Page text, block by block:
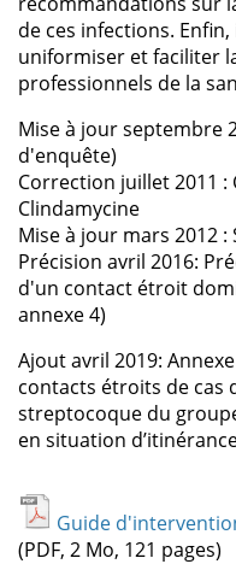
de ces infections.
uniformiser et faciliter
professionnels de la
Mise à jour septembre
d'enquête)
Correction juillet 2011 :
Clindamycine
Mise à jour mars 2012 :
Précision avril 2016:
d'un contact étroit
annexe 4)
Ajout avril 2019:
contacts étroits de cas
streptocoque du
en situation
Guide
(PDF, 2 Mo, 121 pages)